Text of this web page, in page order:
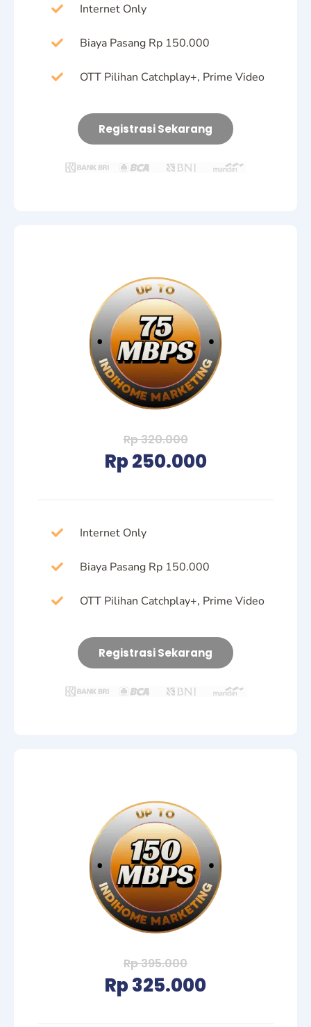
Internet Only
Biaya Pasang Rp 150.000
OTT Pilihan Catchplay+, Prime Video
Registrasi Sekarang
Rp 320.000
Rp 250.000
Internet Only
Biaya Pasang Rp 150.000
OTT Pilihan Catchplay+, Prime Video
Registrasi Sekarang
Rp 395.000
Rp 325.000